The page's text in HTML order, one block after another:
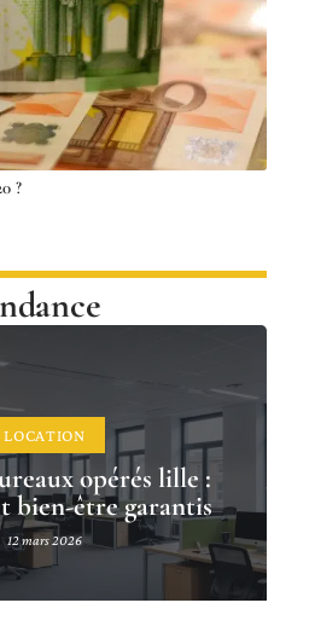
?
LOCATION
opérés lille :
bien-être garantis
12 mars 2026